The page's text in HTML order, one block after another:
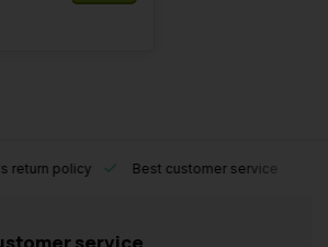
return policy Best customer service